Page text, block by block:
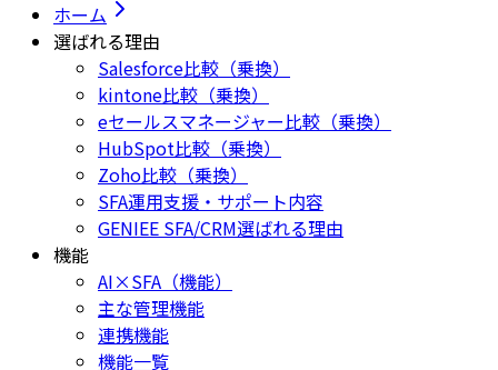
ホーム
選ばれる理由
Salesforce比較（乗換）
kintone比較（乗換）
eセールスマネージャー比較（乗換）
HubSpot比較（乗換）
Zoho比較（乗換）
SFA運用支援・サポート内容
GENIEE SFA/CRM選ばれる理由
機能
AI×SFA（機能）
主な管理機能
連携機能
機能一覧